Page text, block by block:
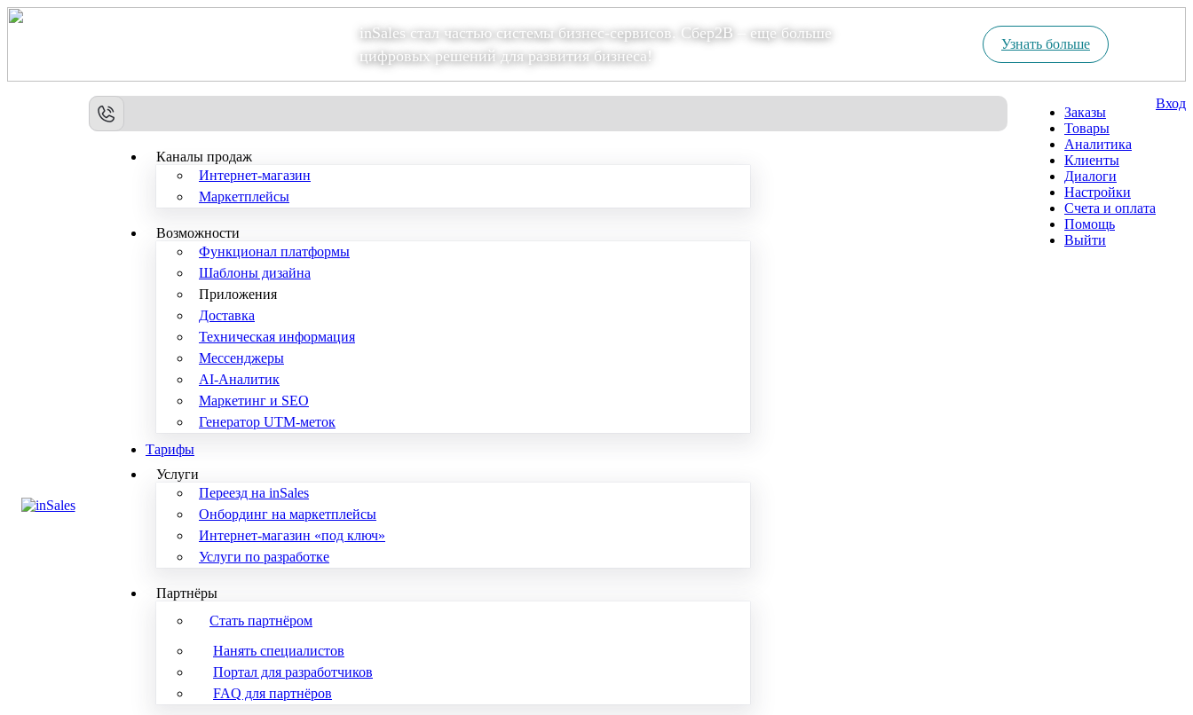
inSales стал частью системы бизнес-сервисов. Сбер2В – еще больше
цифровых решений для развития бизнеса!
Узнать больше
Каналы продаж
Интернет-магазин
Маркетплейсы
Возможности
Функционал платформы
Шаблоны дизайна
Приложения
Доставка
Техническая информация
Мессенджеры
AI-Аналитик
Маркетинг и SEO
Генератор UTM-меток
Тарифы
Услуги
Переезд на inSales
Онбординг на маркетплейсы
Интернет-магазин «под ключ»
Услуги по разработке
Партнёры
Стать партнёром
Нанять специалистов
Портал для разработчиков
FAQ для партнёров
Заказы
Товары
Аналитика
Клиенты
Диалоги
Настройки
Счета и оплата
Помощь
Выйти
Вход